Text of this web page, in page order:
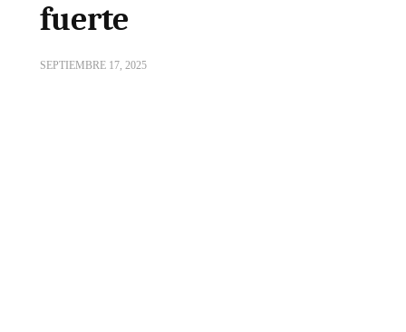
fuerte
SEPTIEMBRE 17, 2025